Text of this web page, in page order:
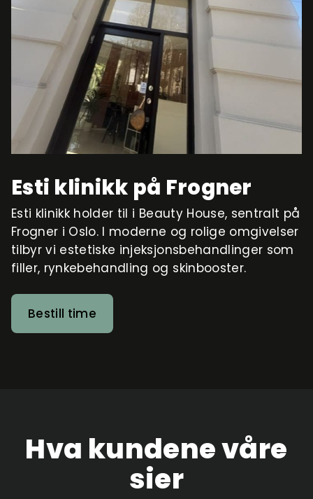
Esti klinikk på Frogner
Esti klinikk holder til i Beauty House, sentralt på
Frogner i Oslo. I moderne og rolige omgivelser
tilbyr vi estetiske injeksjonsbehandlinger som
filler, rynkebehandling og skinbooster.
Bestill time
Hva kundene våre
sier